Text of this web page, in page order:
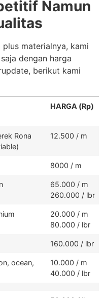
Namun
materialnya, kami
dengan harga
berikut kami
HARGA (Rp)
Rona
12.500 / m
8000 / m
65.000 / m
260.000 / lbr
20.000 / m
80.000 / lbr
160.000 / lbr
ocean,
10.000 / m
40.000 / lbr